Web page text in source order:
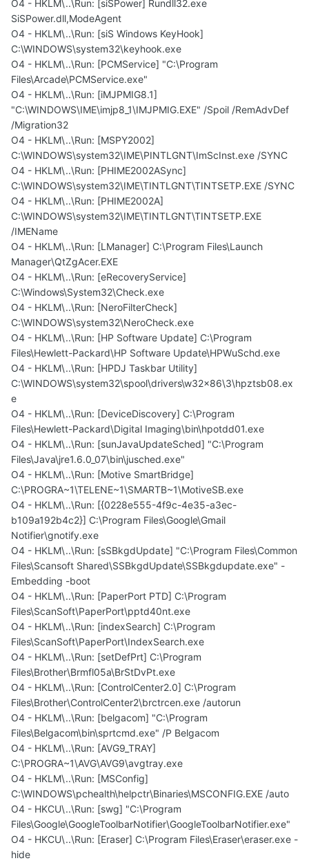
O4 - HKLM\..\Run: [siSPower] Rundll32.exe
SiSPower.dll,ModeAgent
O4 - HKLM\..\Run: [siS Windows KeyHook]
C:\WINDOWS\system32\keyhook.exe
O4 - HKLM\..\Run: [PCMService] "C:\Program
Files\Arcade\PCMService.exe"
O4 - HKLM\..\Run: [iMJPMIG8.1]
"C:\WINDOWS\IME\imjp8_1\IMJPMIG.EXE" /Spoil /RemAdvDef
/Migration32
O4 - HKLM\..\Run: [MSPY2002]
C:\WINDOWS\system32\IME\PINTLGNT\ImScInst.exe /SYNC
O4 - HKLM\..\Run: [PHIME2002ASync]
C:\WINDOWS\system32\IME\TINTLGNT\TINTSETP.EXE /SYNC
O4 - HKLM\..\Run: [PHIME2002A]
C:\WINDOWS\system32\IME\TINTLGNT\TINTSETP.EXE
/IMEName
O4 - HKLM\..\Run: [LManager] C:\Program Files\Launch
Manager\QtZgAcer.EXE
O4 - HKLM\..\Run: [eRecoveryService]
C:\Windows\System32\Check.exe
O4 - HKLM\..\Run: [NeroFilterCheck]
C:\WINDOWS\system32\NeroCheck.exe
O4 - HKLM\..\Run: [HP Software Update] C:\Program
Files\Hewlett-Packard\HP Software Update\HPWuSchd.exe
O4 - HKLM\..\Run: [HPDJ Taskbar Utility]
C:\WINDOWS\system32\spool\drivers\w32x86\3\hpztsb08.ex
e
O4 - HKLM\..\Run: [DeviceDiscovery] C:\Program
Files\Hewlett-Packard\Digital Imaging\bin\hpotdd01.exe
O4 - HKLM\..\Run: [sunJavaUpdateSched] "C:\Program
Files\Java\jre1.6.0_07\bin\jusched.exe"
O4 - HKLM\..\Run: [Motive SmartBridge]
C:\PROGRA~1\TELENE~1\SMARTB~1\MotiveSB.exe
O4 - HKLM\..\Run: [{0228e555-4f9c-4e35-a3ec-
b109a192b4c2}] C:\Program Files\Google\Gmail
Notifier\gnotify.exe
O4 - HKLM\..\Run: [sSBkgdUpdate] "C:\Program Files\Common
Files\Scansoft Shared\SSBkgdUpdate\SSBkgdupdate.exe" -
Embedding -boot
O4 - HKLM\..\Run: [PaperPort PTD] C:\Program
Files\ScanSoft\PaperPort\pptd40nt.exe
O4 - HKLM\..\Run: [indexSearch] C:\Program
Files\ScanSoft\PaperPort\IndexSearch.exe
O4 - HKLM\..\Run: [setDefPrt] C:\Program
Files\Brother\Brmfl05a\BrStDvPt.exe
O4 - HKLM\..\Run: [ControlCenter2.0] C:\Program
Files\Brother\ControlCenter2\brctrcen.exe /autorun
O4 - HKLM\..\Run: [belgacom] "C:\Program
Files\Belgacom\bin\sprtcmd.exe" /P Belgacom
O4 - HKLM\..\Run: [AVG9_TRAY]
C:\PROGRA~1\AVG\AVG9\avgtray.exe
O4 - HKLM\..\Run: [MSConfig]
C:\WINDOWS\pchealth\helpctr\Binaries\MSCONFIG.EXE /auto
O4 - HKCU\..\Run: [swg] "C:\Program
Files\Google\GoogleToolbarNotifier\GoogleToolbarNotifier.exe"
O4 - HKCU\..\Run: [Eraser] C:\Program Files\Eraser\eraser.exe -
hide